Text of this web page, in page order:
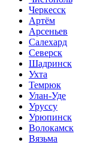
Черкесск
Артём
Арсеньев
Салехард
Северск
Шадринск
Ухта
Темрюк
Улан-Уде
Уруссу
Урюпинск
Волокамск
Вязьма